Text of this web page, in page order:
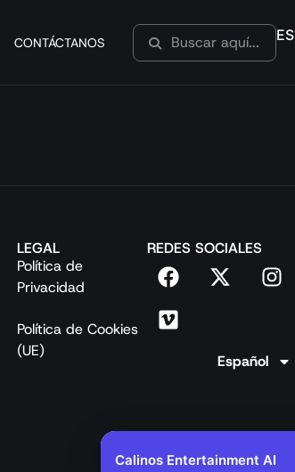
CONTÁCTANOS ES
LEGAL
Política de
Privacidad
Política de Cookies
(UE)
REDES SOCIALES
Español
Calinos Entertainment AI